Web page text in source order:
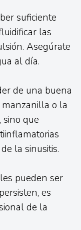
suficiente
las
Asegúrate
al día.
de una buena
manzanilla o la
que
la sinusitis.
pueden ser
es
de la